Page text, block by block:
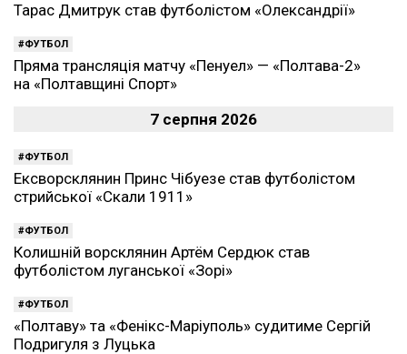
Тарас Дмитрук став футболістом «Олександрії»
ФУТБОЛ
Пряма трансляція матчу «Пенуел» — «Полтава-2»
на «Полтавщині Спорт»
7 серпня 2026
ФУТБОЛ
Ексворсклянин Принс Чібуезе став футболістом
стрийської «Скали 1911»
ФУТБОЛ
Колишній ворсклянин Артём Сердюк став
футболістом луганської «Зорі»
ФУТБОЛ
«Полтаву» та «Фенікс-Маріуполь» судитиме Сергій
Подригуля з Луцька